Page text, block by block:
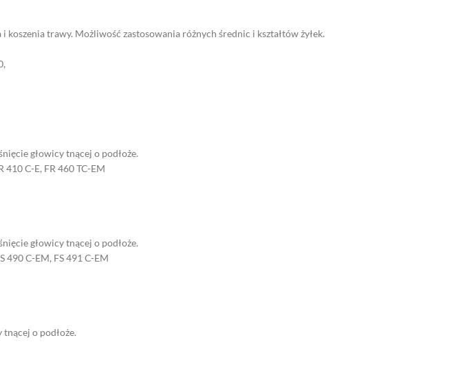
trawy. Możliwość zastosowania różnych średnic i kształtów żyłek.
głowicy tnącej o podłoże.
410 C-E, FR 460 TC-EM
głowicy tnącej o podłoże.
490 C-EM, FS 491 C-EM
o podłoże.